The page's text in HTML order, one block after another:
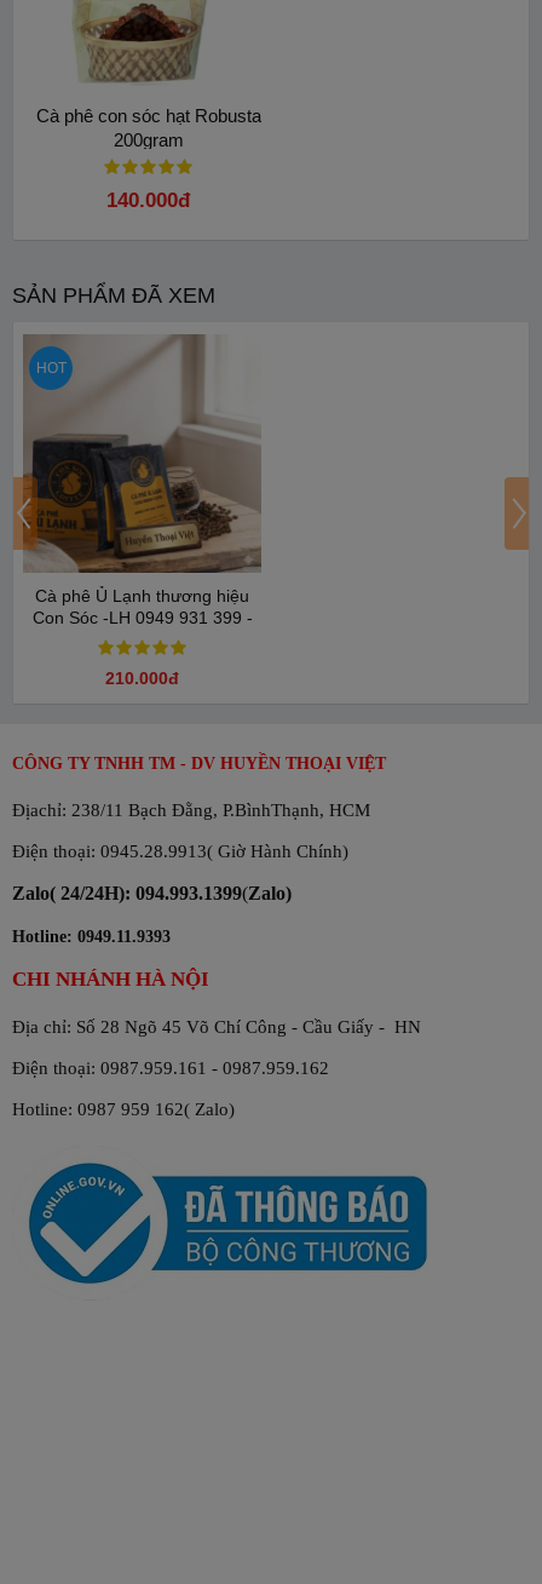
Cà phê con sóc hạt Robusta
200gram
140.000đ
SẢN PHẨM ĐÃ XEM
HOT
Cà phê Ủ Lạnh thương hiệu
Con Sóc -LH 0949 931 399 -
Lựa chọn êm dạ dày, ít đắng
210.000đ
CÔNG TY TNHH TM - DV HUYỀN THOẠI VIỆT
Địachỉ: 238/11 Bạch Đằng, P.BìnhThạnh, HCM
Điện thoại: 0945.28.9913( Giờ Hành Chính)
Zalo( 24/24H): 094.993.1399(Zalo)
Hotline: 0949.11.9393
CHI NHÁNH HÀ NỘI
Địa chỉ: Số 28 Ngõ 45 Võ Chí Công - Cầu Giấy - HN
Điện thoại: 0987.959.161 - 0987.959.162
Hotline: 0987 959 162( Zalo)